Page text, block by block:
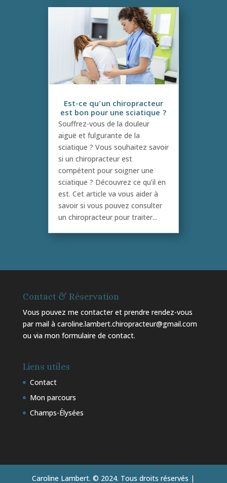
Est-ce qu’un chiropracteur
est bon pour une sciatique ?
Souffrez-vous de la douleur
aiguë et fulgurante de la
sciatique ? Vous souhaitez savoir
si un chiropracteur est
compétent pour soigner une
sciatique ? Découvrez ce qu’il en
est. Cet article va vous aider à
savoir si vous pouvez consulter
un chiropracteur pour traiter...
Contact & Réservation
Vous pouvez me contacter et prendre rendez-vous
par mail à caroline.lambert.chiropracteur@gmail.com
ou via mon formulaire de contact.
Liens utiles
Contact
Mon parcours
Champs-Élysées
Caroline Lambert. © 2024. Tous droits réservés |